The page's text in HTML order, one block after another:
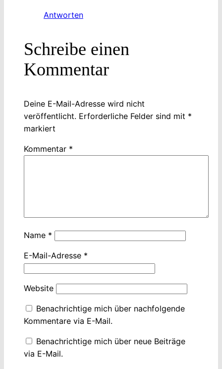
Antworten
Schreibe einen
Kommentar
Deine E-Mail-Adresse wird nicht
veröffentlicht. Erforderliche Felder sind mit *
markiert
Kommentar *
Name *
E-Mail-Adresse *
Website
Benachrichtige mich über nachfolgende
Kommentare via E-Mail.
Benachrichtige mich über neue Beiträge
via E-Mail.